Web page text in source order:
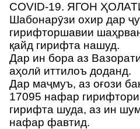
COVID-19. ЯГОН
Шабонарӯзи охир дар
гирифторшавии
қайд гирифта нашуд.
Дар ин бора аз
аҳолӣ иттилоъ доданд.
Дар маҷмуъ, аз оғози
17095 нафар гирифтори
гирифта шуда, аз ин
нафар фавтид.